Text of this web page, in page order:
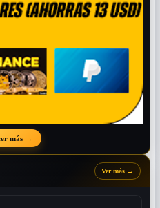
más →
Ver más →